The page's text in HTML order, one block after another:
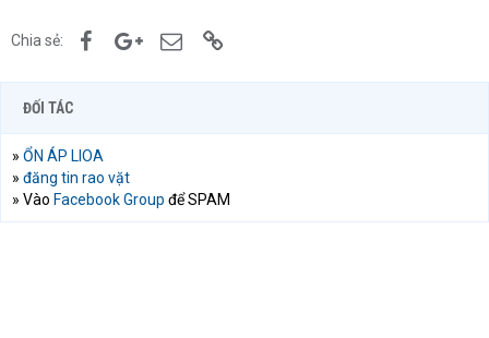
Chia sẻ: FacebookGoogle+Email
ĐỐI TÁC
» ỔN ÁP LIOA
» đăng tin rao vặt
» Vào Facebook Group để SPAM